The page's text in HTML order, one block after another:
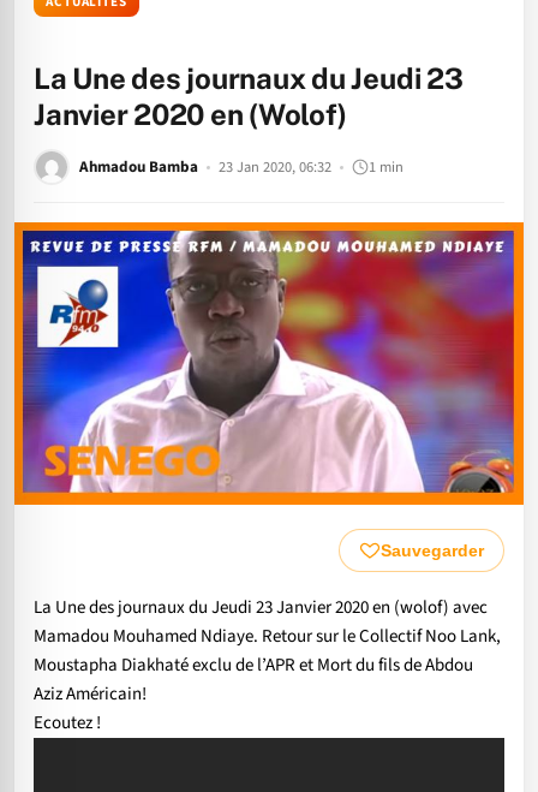
La Une des journaux du Jeudi 23
Janvier 2020 en (Wolof)
Ahmadou Bamba 23 Jan 2020, 06:32 1 min
Sauvegarder
La Une des journaux du Jeudi 23 Janvier 2020 en (wolof) avec
Mamadou Mouhamed Ndiaye. Retour sur le Collectif Noo Lank,
Moustapha Diakhaté exclu de l’APR et Mort du fils de Abdou
Aziz Américain!
Ecoutez !